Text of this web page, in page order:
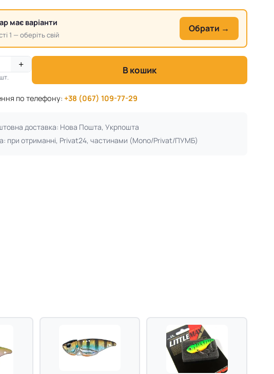
має варіанти
1 — оберіть свій
Обрати →
+ В кошик
по телефону: +38 (067) 109-77-29
доставка: Нова Пошта, Укрпошта
при отриманні, Privat24, частинами (Mono/Privat/ПУМБ)